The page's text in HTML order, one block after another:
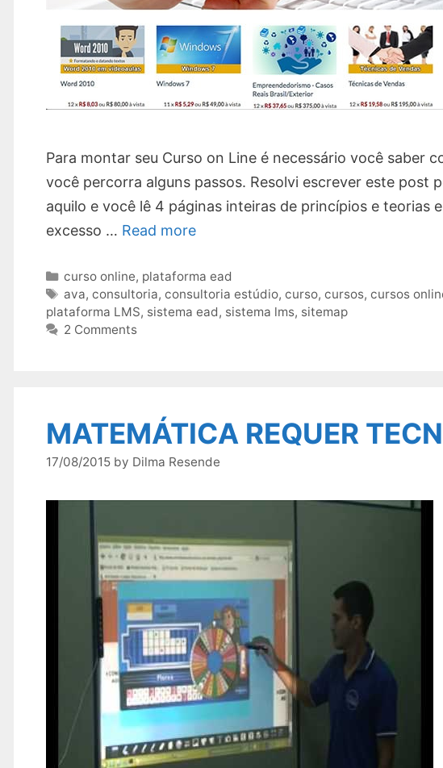
Para montar seu Curso on Line é necessário você saber
você percorra alguns passos. Resolvi escrever este post
aquilo e você lê 4 páginas inteiras de princípios e teorias
excesso … Read more
Categories
curso online, plataforma ead
Tags
ava,consultoria,consultoria estúdio,curso,cursos,cursos
plataforma LMS, sistema ead, sistema lms, sitemap
2 Comments
MATEMÁTICA REQUER
17/08/2015 by Dilma Resende